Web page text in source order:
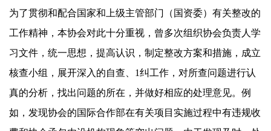
为了贯彻和配合国家和上级主管部门（国资委）有关整改的
工作精神，本协会对此十分重视，曾多次组织协会负责人学
习文件，统一思想，提高认识，制定整改方案和措施，成立
核查小组，展开深入的自查、1纠工作，对所查问题进行认
真的分析，找出问题的所在，并做好相应的处理意见。例
如，发现协会的国际合作部在有关项目实施过程中有违规收